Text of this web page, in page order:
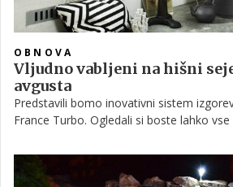
OBNOVA
Vljudno vabljeni na hišni
avgusta
Predstavili bomo inovativni sistem
France Turbo. Ogledali si boste lahko
informacije, ki jih potrebujete.
izkoristkih in postavitvi v vaš stanovanjski